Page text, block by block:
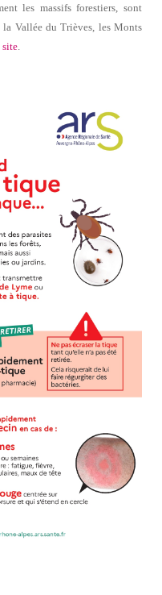
les massifs forestiers, sont
Vallée du Trièves, les Monts
site